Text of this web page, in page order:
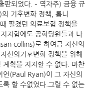
되었다. – 역자주) 금융 규
기후변화 정책, 롬니
펼쳤던 의료보험 정책을
지함에도 공화당원들과 나
collins)로 하여금 자신의
신의기후변화 정책을 위해
계획을 지지할 수 없다. 마찬
언(Paul Ryan)이 그 자신의
록 할 수없었다.그럴 수 없는